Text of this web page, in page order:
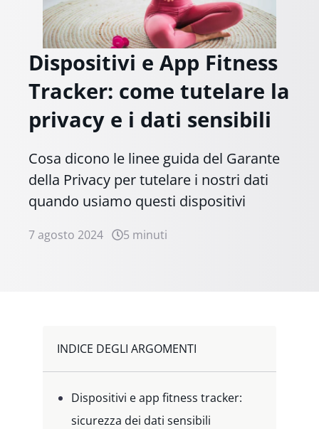
Dispositivi e App Fitness
Tracker: come tutelare la
privacy e i dati sensibili
Cosa dicono le linee guida del Garante
della Privacy per tutelare i nostri dati
quando usiamo questi dispositivi
7 agosto 2024 5 minuti
INDICE DEGLI ARGOMENTI
Dispositivi e app fitness tracker:
sicurezza dei dati sensibili